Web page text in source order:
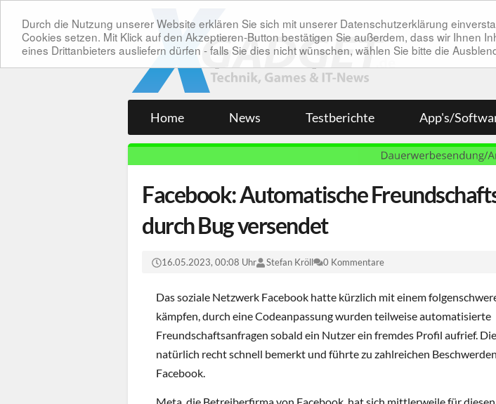
Durch die Nutzung unserer Website erklären Sie sich mit unserer Datenschutzerklärung
Cookies setzen. Mit Klick auf den Akzeptieren-Button bestätigen Sie außerdem, dass wir Ihnen
eines Drittanbieters ausliefern dürfen - falls Sie dies nicht wünschen, wählen Sie bitte die
Home News Testberichte App's/
Facebook: Automatische
durch Bug versendet
16.05.2023, 00:08 Uhr Stefan Kröll 0 Kommentare
Das soziale Netzwerk Facebook hatte kürzlich mit einem
kämpfen, durch eine Codeanpassung wurden teilweise automatisierte
Freundschaftsanfragen sobald ein Nutzer ein fremdes Profil aufrief.
natürlich recht schnell bemerkt und führte zu zahlreichen
Facebook.